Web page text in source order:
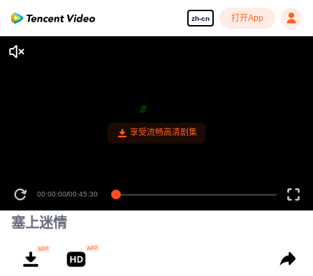
zh-cn 打开App
00:00:00/00:45:30
塞上迷情